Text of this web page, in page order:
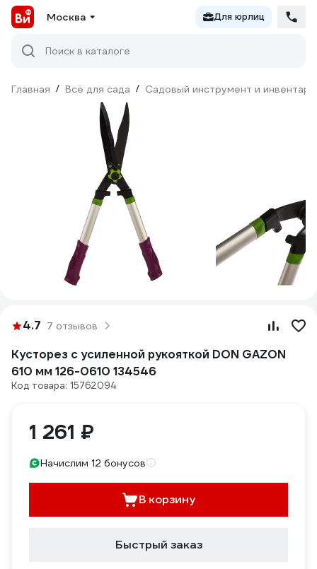
Москва Для юрлиц
Поиск в каталоге
Главная / Всё для сада / Садовый инструмент и инвентарь
4.7 7 отзывов
Кусторез с усиленной рукояткой DON GAZON
610 мм 126-0610 134546
Код товара: 15762094
1 261 ₽
Начислим 12 бонусов
В корзину
Быстрый заказ